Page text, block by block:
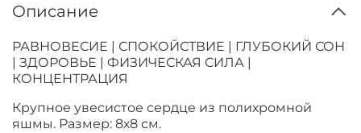
Описание
РАВНОВЕСИЕ | СПОКОЙСТВИЕ | ГЛУБОКИЙ СОН
| ЗДОРОВЬЕ | ФИЗИЧЕСКАЯ СИЛА |
КОНЦЕНТРАЦИЯ
Крупное увесистое сердце из полихромной
яшмы. Размер: 8х8 см.